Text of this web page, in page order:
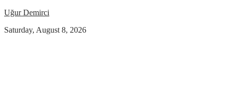
Uğur Demirci
Saturday, August 8, 2026